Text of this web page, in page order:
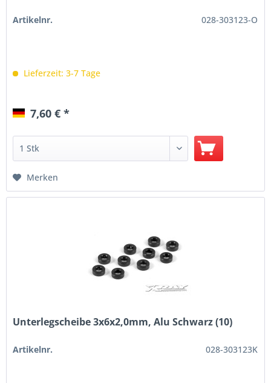
Artikelnr. 028-303123-O
Lieferzeit: 3-7 Tage
7,60 € *
Merken
Unterlegscheibe 3x6x2,0mm, Alu Schwarz (10)
Artikelnr. 028-303123K